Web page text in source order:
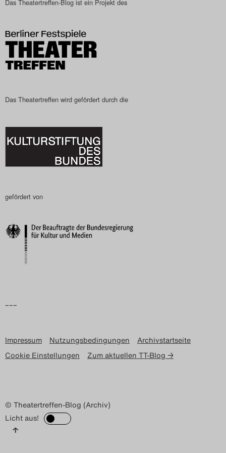
Das Theatertreffen-Blog
Das Theatertreffen-Blog
2025
Das Theatertreffen-Blog
Archiv
Nutzungsbedingungen
Das Theatertreffen-Blog ist ein Projekt des
Das Theatertreffen wird gefördert durch die
gefördert von
–––
Impressum Nutzungsbedingungen
Archivstartseite
Cookie Einstellungen
Zum aktuellen TT-Blog →
© Theatertreffen-Blog (Archiv)
Licht aus!
↑